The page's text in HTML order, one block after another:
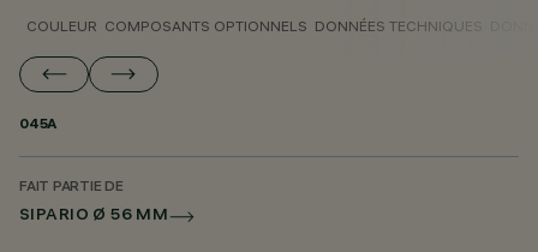
COULEUR COMPOSANTS OPTIONNELS DONNÉES TECHNIQUES
045A
FAIT PARTIE DE
SIPARIO Ø 56 MM